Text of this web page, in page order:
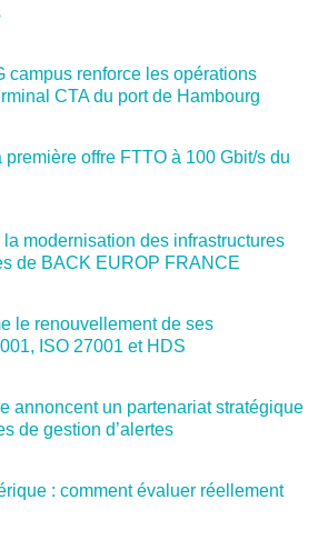
campus renforce les opérations
CTA du port de Hambourg
offre FTTO à 100 Gbit/s du
modernisation des infrastructures
de BACK EUROP FRANCE
le renouvellement de ses
ISO 27001 et HDS
annoncent un partenariat stratégique
de gestion d’alertes
: comment évaluer réellement